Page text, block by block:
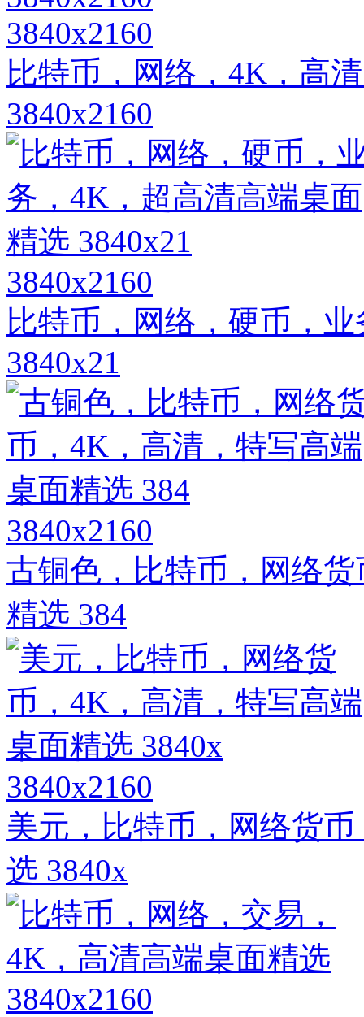
3840x2160
比特币，网络，4K，高
3840x2160
3840x2160
比特币，网络，硬币，
3840x21
3840x2160
古铜色，比特币，网络
精选 384
3840x2160
美元，比特币，网络货
选 3840x